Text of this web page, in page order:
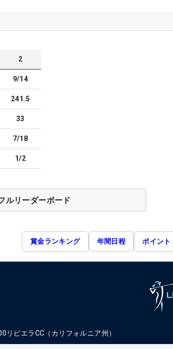
2
9/14
241.5
33
7/18
1/2
ルリーダーボード
賞金ランキング 年間日程 ポイント
リビエラCC（カリフォルニア州）